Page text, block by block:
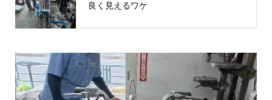
良く見えるワケ